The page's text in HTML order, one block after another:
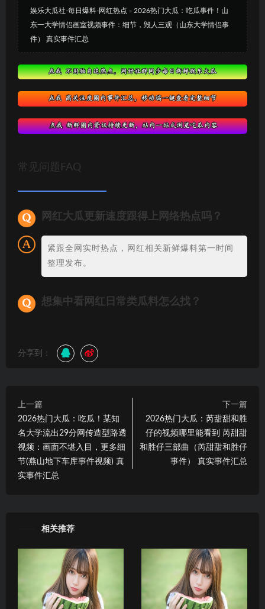
娱乐大瓜社-每日爆料-网红热点 » 2026热门大瓜：吃瓜事件！山
东一大学情侣画室视频事件：细节，毁人三观（山东大学情侣事
件） 真实事件汇总
常见问题FAQ
网红大瓜更新速度跟得上网络热点吗？
紧跟全网实时热点，网红相关新鲜爆料第一时间
整理发布。
想集中看网红日常类瓜料怎么找？
分享到：
上一篇
2026热门大瓜：吃瓜！某知
名大学流出29分网传造型路透
视频：画面不堪入目，更多细
节(燕山地下车库事件视频) 真
实事件汇总
下一篇
2026热门大瓜：芮甜甜和胜
仔的视频哪里能看到 芮甜甜
和胜仔三部曲（芮甜甜和胜仔
事件） 真实事件汇总
相关推荐